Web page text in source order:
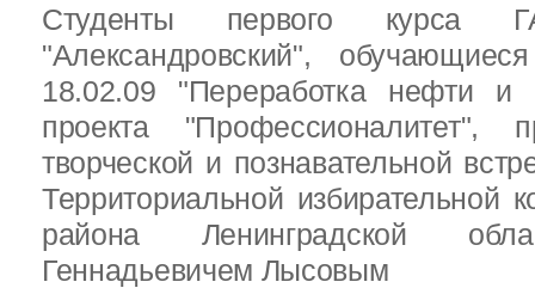
Студенты первого
"Александровский",
18.02.09 "Переработка нефти и
проекта "Профессионалитет",
творческой и познавательной
Территориальной избирательной
района Ленинградской
Геннадьевичем Лысовым